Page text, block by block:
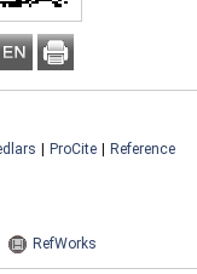
| ProCite | Reference
RefWorks